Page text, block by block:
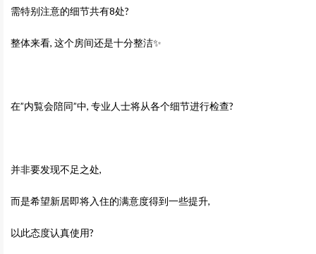
需特别注意的细节共有8处?
整体来看, 这个房间还是十分整洁✨
在”内覧会陪同”中, 专业人士将从各个细节进行检查?
并非要发现不足之处,
而是希望新居即将入住的满意度得到一些提升,
以此态度认真使用?